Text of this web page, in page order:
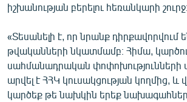
իշխանության բերելու հեռանկարի շուրջ։
«Տեսանելի է, որ նրանք դիրքավորվում
թվականների նկատմամբ։ Հիմա,
սահմանադրական փոփոխությունների
արվել է ՀՀԿ կուսակցության կողմից, և
կարծեք թե նախկին երեք